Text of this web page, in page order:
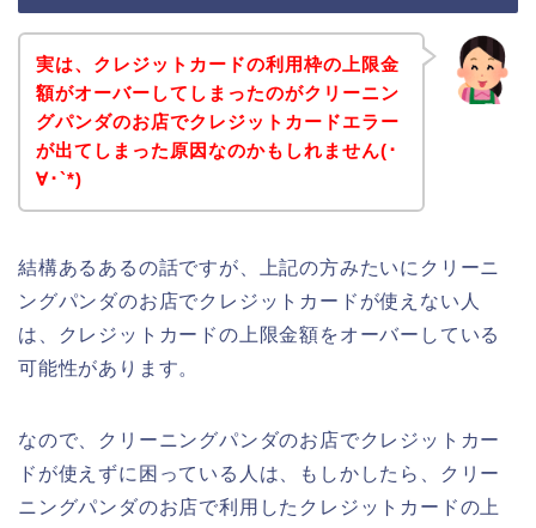
実は、クレジットカードの利用枠の上限金
額がオーバーしてしまったのがクリーニン
グパンダのお店でクレジットカードエラー
が出てしまった原因なのかもしれません(･
∀･`*)
結構あるあるの話ですが、上記の方みたいにクリーニ
ングパンダのお店でクレジットカードが使えない人
は、クレジットカードの上限金額をオーバーしている
可能性があります。
なので、クリーニングパンダのお店でクレジットカー
ドが使えずに困っている人は、もしかしたら、クリー
ニングパンダのお店で利用したクレジットカードの上